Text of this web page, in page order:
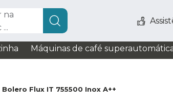
na
Máquinas de café
Bolero Flux IT 755500 Inox A++